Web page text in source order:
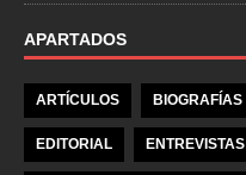
APARTADOS
ARTÍCULOS BIOGRAFÍAS
EDITORIAL ENTREVISTAS